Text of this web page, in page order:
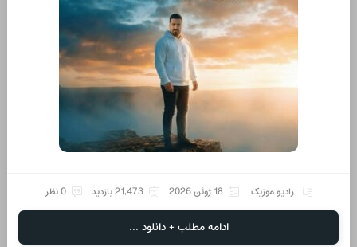
رادیو موزیک 18 ژوئن 2026 21,473 بازدید 0 نظر
ادامه مطلب + دانلود ...